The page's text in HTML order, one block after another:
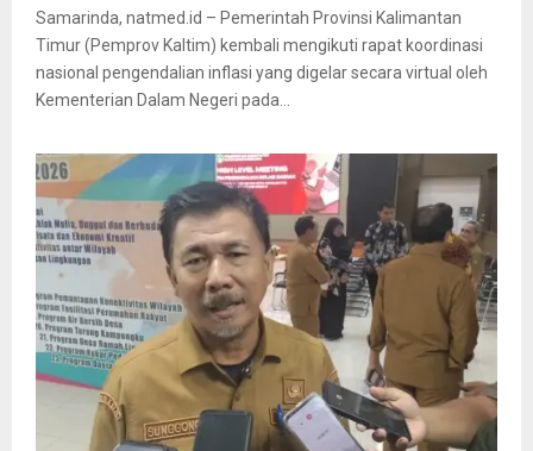
Samarinda, natmed.id – Pemerintah Provinsi Kalimantan
Timur (Pemprov Kaltim) kembali mengikuti rapat koordinasi
nasional pengendalian inflasi yang digelar secara virtual oleh
Kementerian Dalam Negeri pada...